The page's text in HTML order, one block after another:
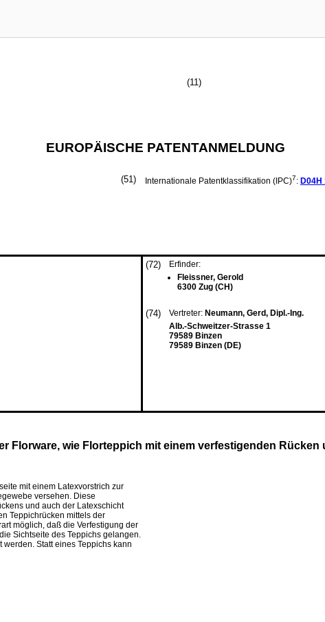
(11)
EUROPÄISCHE PATENTANMELDUNG
(51) Internationale Patentklassifikation (IPC)7: D04H
(72)
Erfinder:
Fleissner, Gerold
6300 Zug (CH)
(74) Vertreter: Neumann, Gerd, Dipl.-Ing.
Alb.-Schweitzer-Strasse 1
79589 Binzen
79589 Binzen (DE)
Florware, wie Florteppich mit einem verfestigenden Rücken
mit einem Latexvorstrich zur
versehen. Diese
und auch der Latexschicht
Teppichrücken mittels der
möglich, daß die Verfestigung der
Sichtseite des Teppichs gelangen.
Statt eines Teppichs kann